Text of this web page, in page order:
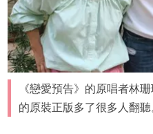
《戀愛預告》的原唱者林
的原裝正版多了很多人翻